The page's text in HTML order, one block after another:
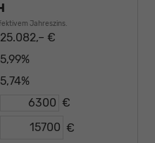
Jahreszins.
25.082,– €
5,99%
5,74%
€
€